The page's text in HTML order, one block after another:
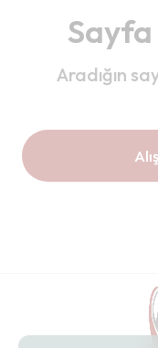
Sayfa
Aradığın